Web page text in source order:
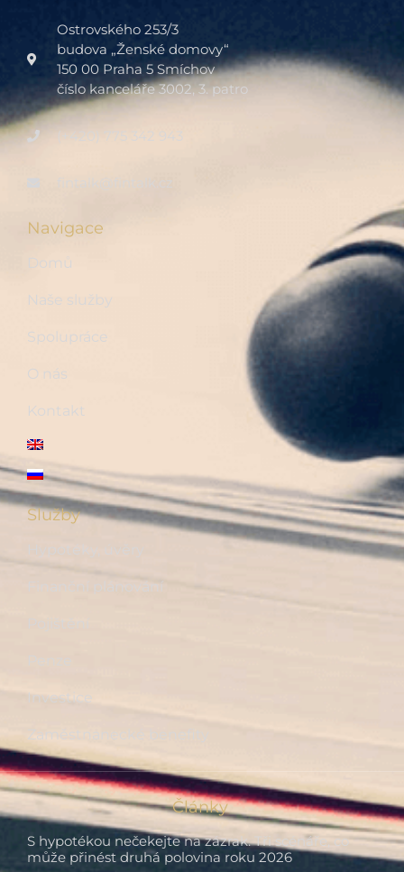
Ostrovského 253/3
budova „Ženské domovy“
150 00 Praha 5 Smíchov
číslo kanceláře 3002, 3. patro
(+420) 775 342 943
fintalk@fintalk.cz
Navigace
Domů
Naše služby
Spolupráce
O nás
Kontakt
Služby
Hypotéky, úvěry
Finanční plánování
Investice
Zaměstnanecké benefity
Články
S hypotékou nečekejte na zázrak. Tři scénáře, co
může přinést druhá polovina roku 2026